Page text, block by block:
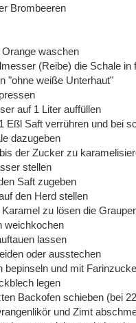
Brombeeren
waschen
(Reibe) die Schale in
"ohne weiße Unterhaut"
auf 1 Liter auffüllen
Eßl Saft verrühren und bei
dazugeben
der Zucker zu
stellen
Saft zugeben
den Herd stellen
zu lösen die
weichkochen
lassen
oder ausstechen
bepinseln und mit
legen
Backofen schieben (bei
und Zimt